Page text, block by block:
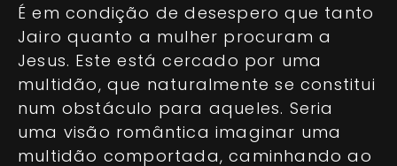
É em condição de desespero que tanto
Jairo quanto a mulher procuram a
Jesus. Este está cercado por uma
multidão, que naturalmente se constitui
num obstáculo para aqueles. Seria
uma visão romântica imaginar uma
multidão comportada, caminhando ao